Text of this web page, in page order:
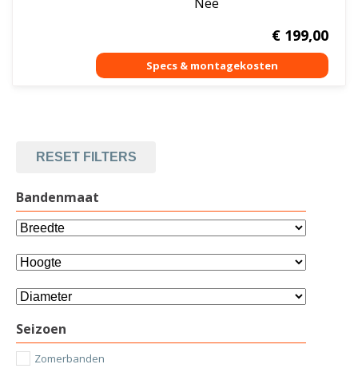
€199,00
RESET FILTERS
Bandenmaat
Seizoen
Zomerbanden